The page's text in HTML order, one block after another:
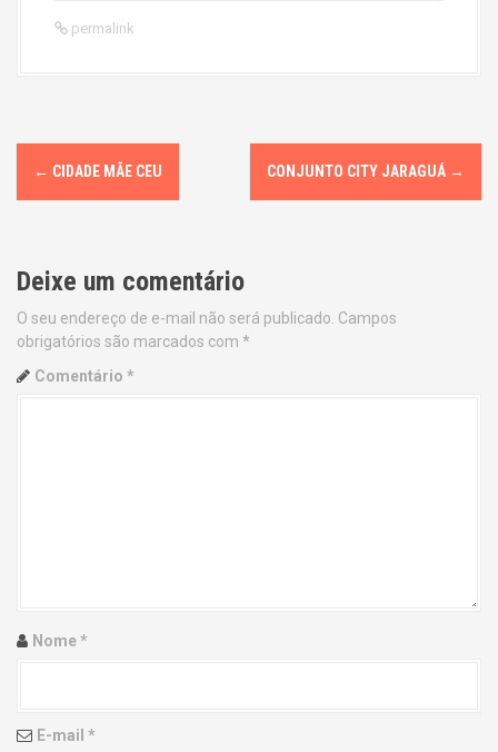
permalink
P
o
t
n
a
i
n
← CIDADE MÃE CEU CONJUNTO CITY JARAGUÁ →
Deixe um comentário
O seu endereço de e-mail não será publicado. Campos
obrigatórios são marcados com *
Comentário *
Nome*
E-mail *